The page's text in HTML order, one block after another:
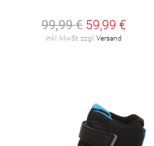
99,99 € 59,99 €
inkl. MwSt. zzgl. Versand